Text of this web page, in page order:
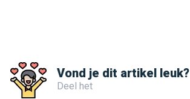
Vond je dit artikel leuk?
Deel het